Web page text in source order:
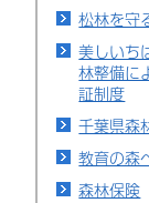
松林を守
美しいち
林整備に
証制度
千葉県森
教育の森
森林保険